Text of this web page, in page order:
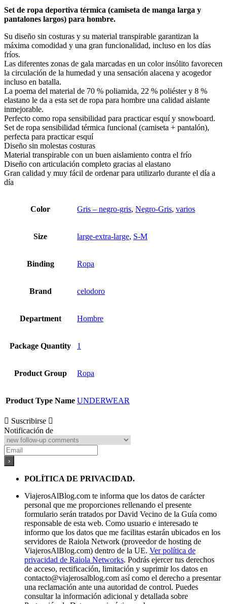
Set de ropa deportiva térmica (camiseta de manga larga y
pantalones largos) para hombre.
Su diseño sin costuras y su material transpirable garantizan la
máxima comodidad y una gran funcionalidad, incluso en los días
fríos.
Las diferentes zonas de gala marcadas en un color insólito favorecen
la circulación de la humedad y una sensación alacena y acogedor
incluso en batalla.
La poema del material de 70 % poliamida, 22 % poliéster y 8 %
elastano le da a esta set de ropa para hombre una calidad aislante
inmejorable.
Perfecto como ropa sensibilidad para practicar esquí y snowboard.
Set de ropa sensibilidad térmica funcional (camiseta + pantalón),
perfecta para practicar esquí
Diseño sin molestas costuras
Material transpirable con un buen aislamiento contra el frío
Diseño con articulación completo gracias al elastano
Gran calidad y muy fácil de ordenar para utilizarlo durante el día a
día
Color Gris – negro-gris, Negro-Gris, varios
Size large-extra-large, S-M
Binding Ropa
Brand celodoro
Department Hombre
Package Quantity 1
Product Group Ropa
Product Type Name UNDERWEAR
Suscribirse
Notificación de
POLÍTICA DE PRIVACIDAD.
ViajerosAlBlog.com te informa que los datos de carácter
personal que me proporciones rellenando el presente
formulario serán tratados por David Vecino de la Guía como
responsable de esta web. Como usuario e interesado te
informo que los datos que me facilitas estarán ubicados en los
servidores de Raiola Network (proveedor de hosting de
ViajerosAlBlog.com) dentro de la UE. Ver política de
privacidad de Raiola Networks. Podrás ejercer tus derechos
de acceso, rectificación, limitación y suprimir los datos en
contacto@viajerosalblog.com así como el derecho a presentar
una reclamación ante una autoridad de control. Puedes
consultar la información adicional y detallada sobre